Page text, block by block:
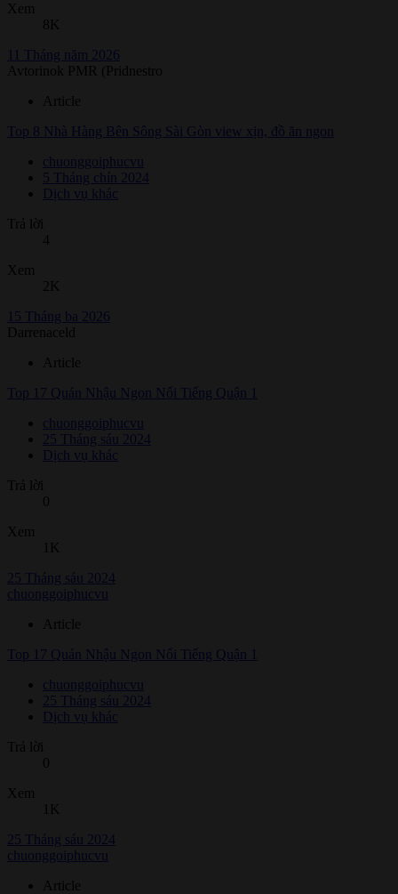
Xem
8K
11 Tháng năm 2026
Avtorinok PMR (Pridnestro
Article
Top 8 Nhà Hàng Bên Sông Sài Gòn view xịn, đồ ăn ngon
chuonggoiphucvu
5 Tháng chín 2024
Dịch vụ khác
Trả lời
4
Xem
2K
15 Tháng ba 2026
Darrenaceld
Article
Top 17 Quán Nhậu Ngon Nổi Tiếng Quận 1
chuonggoiphucvu
25 Tháng sáu 2024
Dịch vụ khác
Trả lời
0
Xem
1K
25 Tháng sáu 2024
chuonggoiphucvu
Article
Top 17 Quán Nhậu Ngon Nổi Tiếng Quận 1
chuonggoiphucvu
25 Tháng sáu 2024
Dịch vụ khác
Trả lời
0
Xem
1K
25 Tháng sáu 2024
chuonggoiphucvu
Article